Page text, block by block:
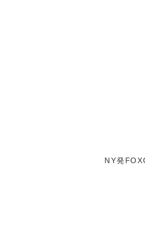
NY発